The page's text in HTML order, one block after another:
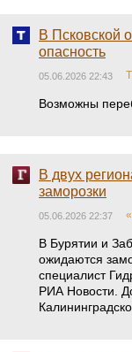
В Псковской
опасность
05.06.2026 22:43
Возможны
В двух
заморозки
05.06.2026 22:37
В Бурятии и
ожидаются
специалист
РИА Новости.